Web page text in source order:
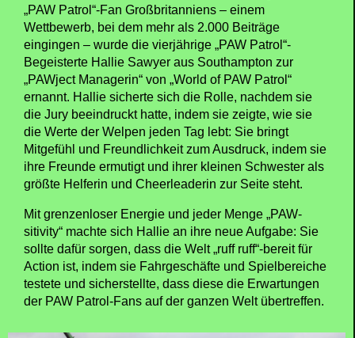
„PAW Patrol“-Fan Großbritanniens – einem
Wettbewerb, bei dem mehr als 2.000 Beiträge
eingingen – wurde die vierjährige „PAW Patrol“-
Begeisterte Hallie Sawyer aus Southampton zur
„PAWject Managerin“ von „World of PAW Patrol“
ernannt. Hallie sicherte sich die Rolle, nachdem sie
die Jury beeindruckt hatte, indem sie zeigte, wie sie
die Werte der Welpen jeden Tag lebt: Sie bringt
Mitgefühl und Freundlichkeit zum Ausdruck, indem sie
ihre Freunde ermutigt und ihrer kleinen Schwester als
größte Helferin und Cheerleaderin zur Seite steht.
Mit grenzenloser Energie und jeder Menge „PAW-
sitivity“ machte sich Hallie an ihre neue Aufgabe: Sie
sollte dafür sorgen, dass die Welt „ruff ruff“-bereit für
Action ist, indem sie Fahrgeschäfte und Spielbereiche
testete und sicherstellte, dass diese die Erwartungen
der PAW Patrol-Fans auf der ganzen Welt übertreffen.